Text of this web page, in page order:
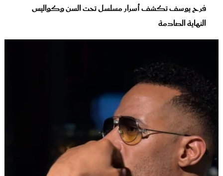
فرح يوسف تكشف أسرار مسلسل تحت السن وكواليس
النهاية الصادمة